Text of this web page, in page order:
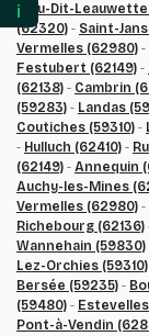
Eleu-Dit-
(62320) - Saint-
Vermelles (62980) -
Festubert (62149) -
(62138) - Cambrin
(59283) - Landas
Coutiches (59310) -
- Hulluch (62410) -
(62149) - Annequin
Auchy-les-Mines
Vermelles (62980) -
Richebourg (62136)
Wannehain (59830)
Lez-Orchies (59310)
Bersée (59235) -
(59480) -
Pont-à-Vendin
ℹ️